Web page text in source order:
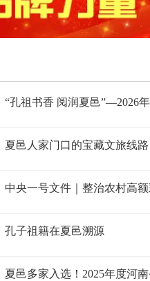
“孔祖书香 阅润夏邑”—2026
夏邑人家门口的宝藏文旅线路
中央一号文件｜整治农村高
孔子祖籍在夏邑溯源
夏邑多家入选！2025年度河